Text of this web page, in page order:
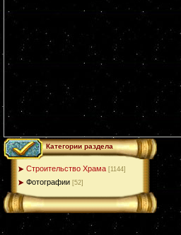
Категории раздела
Строительство Храма [1144]
Фотографии [52]